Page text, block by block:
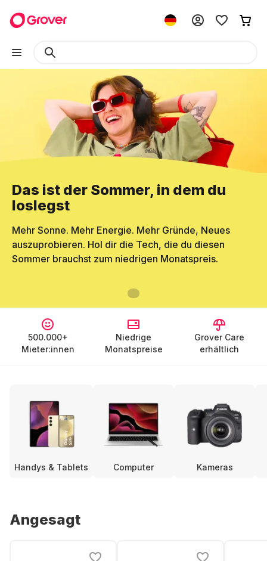
Das ist der Sommer, in dem du
loslegst
Mehr Sonne. Mehr Energie. Mehr Gründe, Neues
auszuprobieren. Hol dir die Tech, die du diesen
Sommer brauchst zum niedrigen Monatspreis.
500.000+
Mieter:innen
Niedrige
Monatspreise
Grover Care
erhältlich
Handys & Tablets Computer Kameras
Angesagt